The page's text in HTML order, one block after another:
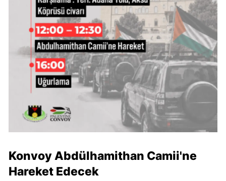
Konvoy Abdülhamithan Camii'ne
Hareket Edecek